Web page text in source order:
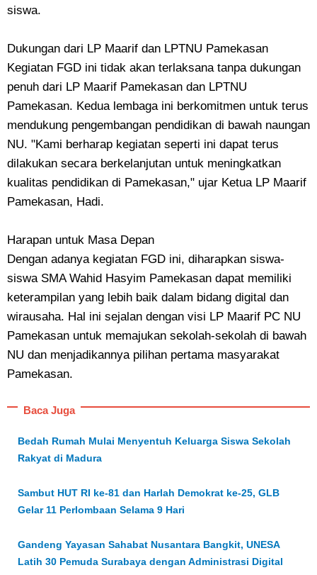
siswa.
Dukungan dari LP Maarif dan LPTNU Pamekasan
Kegiatan FGD ini tidak akan terlaksana tanpa dukungan
penuh dari LP Maarif Pamekasan dan LPTNU
Pamekasan. Kedua lembaga ini berkomitmen untuk terus
mendukung pengembangan pendidikan di bawah naungan
NU. "Kami berharap kegiatan seperti ini dapat terus
dilakukan secara berkelanjutan untuk meningkatkan
kualitas pendidikan di Pamekasan," ujar Ketua LP Maarif
Pamekasan, Hadi.
Harapan untuk Masa Depan
Dengan adanya kegiatan FGD ini, diharapkan siswa-
siswa SMA Wahid Hasyim Pamekasan dapat memiliki
keterampilan yang lebih baik dalam bidang digital dan
wirausaha. Hal ini sejalan dengan visi LP Maarif PC NU
Pamekasan untuk memajukan sekolah-sekolah di bawah
NU dan menjadikannya pilihan pertama masyarakat
Pamekasan.
Baca Juga
Bedah Rumah Mulai Menyentuh Keluarga Siswa Sekolah
Rakyat di Madura
Sambut HUT RI ke-81 dan Harlah Demokrat ke-25, GLB
Gelar 11 Perlombaan Selama 9 Hari
Gandeng Yayasan Sahabat Nusantara Bangkit, UNESA
Latih 30 Pemuda Surabaya dengan Administrasi Digital